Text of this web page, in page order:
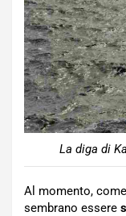
La diga di
Al momento,
sembrano essere